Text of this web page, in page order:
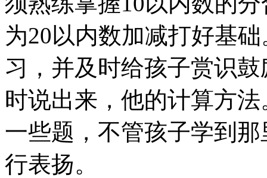
为20以内数加减打好基
习，并及时给孩子赏识
时说出来，他的计算方
一些题，不管孩子学到
行表扬。